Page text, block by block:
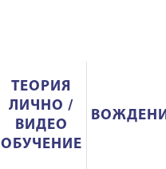
ТЕОРИЯ
ЛИЧНО /
ВИДЕО
ОБУЧЕНИЕ